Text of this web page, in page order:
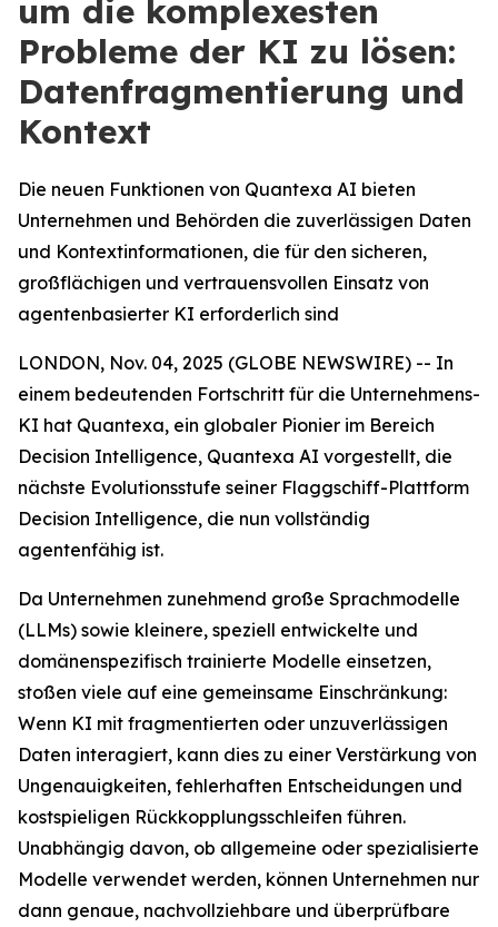
um die komplexesten
Probleme der KI zu lösen:
Datenfragmentierung und
Kontext
Die neuen Funktionen von Quantexa AI bieten
Unternehmen und Behörden die zuverlässigen Daten
und Kontextinformationen, die für den sicheren,
großflächigen und vertrauensvollen Einsatz von
agentenbasierter KI erforderlich sind
LONDON, Nov. 04, 2025 (GLOBE NEWSWIRE) -- In
einem bedeutenden Fortschritt für die Unternehmens-
KI hat Quantexa, ein globaler Pionier im Bereich
Decision Intelligence, Quantexa AI vorgestellt, die
nächste Evolutionsstufe seiner Flaggschiff-Plattform
Decision Intelligence, die nun vollständig
agentenfähig ist.
Da Unternehmen zunehmend große Sprachmodelle
(LLMs) sowie kleinere, speziell entwickelte und
domänenspezifisch trainierte Modelle einsetzen,
stoßen viele auf eine gemeinsame Einschränkung:
Wenn KI mit fragmentierten oder unzuverlässigen
Daten interagiert, kann dies zu einer Verstärkung von
Ungenauigkeiten, fehlerhaften Entscheidungen und
kostspieligen Rückkopplungsschleifen führen.
Unabhängig davon, ob allgemeine oder spezialisierte
Modelle verwendet werden, können Unternehmen nur
dann genaue, nachvollziehbare und überprüfbare